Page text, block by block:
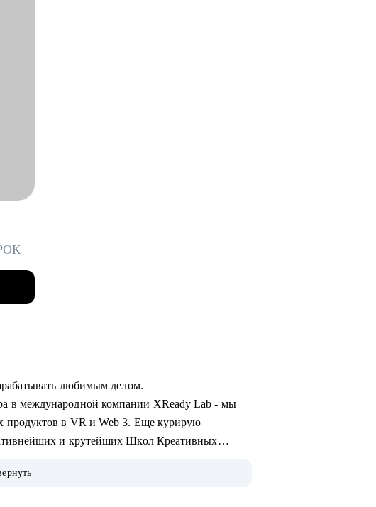
любимым делом.
в международной компании XReady Lab - мы
продуктов в VR и Web 3. Еще курирую
и крутейших Школ Креативных
6 - руковожу арт-процессами и командами, 7 лет